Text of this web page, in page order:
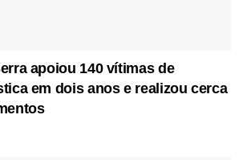
apoiou 140 vítimas de
em dois anos e realizou cerca